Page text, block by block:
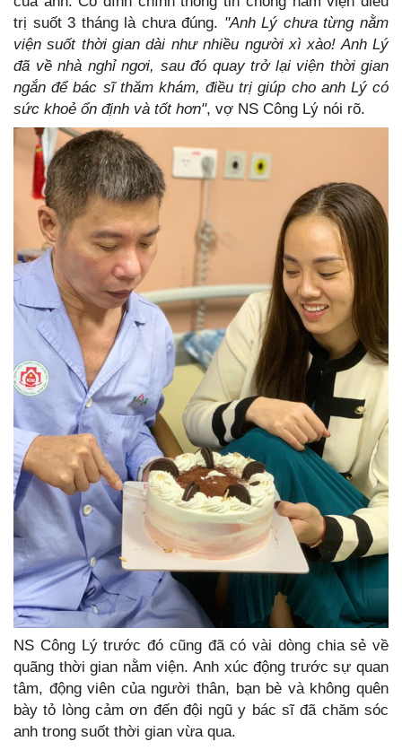
trị suốt 3 tháng là chưa đúng. "Anh Lý chưa từng nằm
viện suốt thời gian dài như nhiều người xì xào! Anh Lý
đã về nhà nghỉ ngơi, sau đó quay trở lại viện thời gian
ngắn để bác sĩ thăm khám, điều trị giúp cho anh Lý có
sức khoẻ ổn định và tốt hơn", vợ NS Công Lý nói rõ.
NS Công Lý trước đó cũng đã có vài dòng chia sẻ về
quãng thời gian nằm viện. Anh xúc động trước sự quan
tâm, động viên của người thân, bạn bè và không quên
bày tỏ lòng cảm ơn đến đội ngũ y bác sĩ đã chăm sóc
anh trong suốt thời gian vừa qua.